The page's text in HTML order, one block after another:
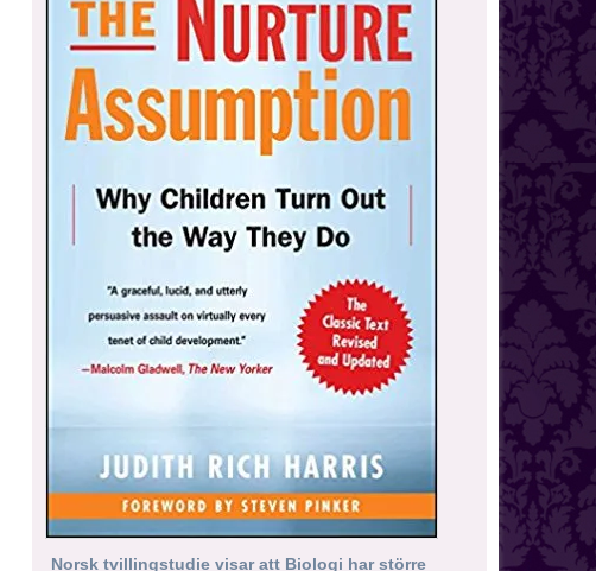
Norsk tvillingstudie visar att Biologi har större